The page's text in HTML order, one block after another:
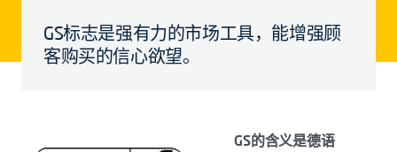
GS标志是强有力的市场工具，能增强顾
客购买的信心欲望。
GS的含义是德语